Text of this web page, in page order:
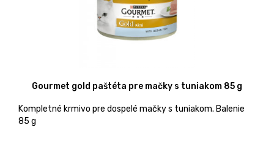
Gourmet gold paštéta pre mačky s tuniakom 85 g
Kompletné krmivo pre dospelé mačky s tuniakom. Balenie
85 g